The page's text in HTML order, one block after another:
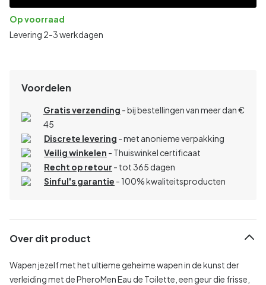
Op voorraad
Levering 2-3 werkdagen
Voordelen
Gratis verzending - bij bestellingen van meer dan €
45
Discrete levering - met anonieme verpakking
Veilig winkelen - Thuiswinkel certificaat
Recht op retour - tot 365 dagen
Sinful's garantie - 100% kwaliteitsproducten
Over dit product
Wapen jezelf met het ultieme geheime wapen in de kunst der
verleiding met de PheroMen Eau de Toilette, een geur die frisse,